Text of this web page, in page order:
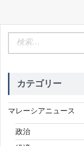
カテゴリー
マレーシアニュース
政治